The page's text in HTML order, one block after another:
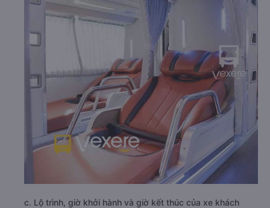
c. Lộ trình, giờ khởi hành và giờ kết thúc của xe khách